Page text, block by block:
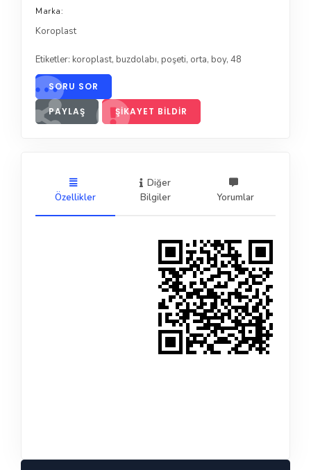
Marka:
Koroplast
Etiketler: koroplast, buzdolabı, poşeti, orta, boy, 48
SORU SOR
PAYLAŞ ŞIKAYET BILDIR
Özellikler
Diğer
Bilgiler
Yorumlar